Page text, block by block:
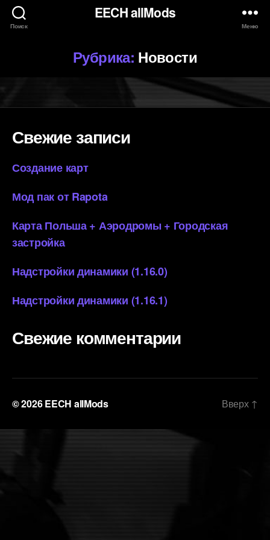
Поиск
EECH allMods
Меню
Рубрика: Новости
Свежие записи
Создание карт
Мод пак от Rapota
Карта Польша + Аэродромы + Городская
застройка
Надстройки динамики (1.16.0)
Надстройки динамики (1.16.1)
Свежие комментарии
© 2026EECH allMods Вверх ↑